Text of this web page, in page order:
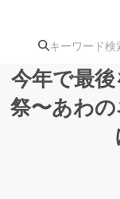
今年で最
祭〜あわ